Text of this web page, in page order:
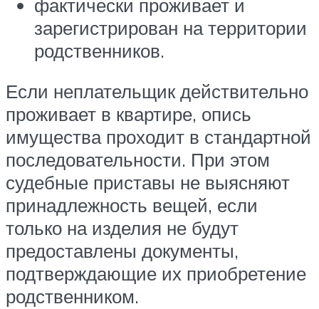
фактически проживает и
зарегистрирован на территории
родственников.
Если неплательщик действительно
проживает в квартире, опись
имущества проходит в стандартной
последовательности. При этом
судебные приставы не выясняют
принадлежность вещей, если
только на изделия не будут
предоставлены документы,
подтверждающие их приобретение
родственником.